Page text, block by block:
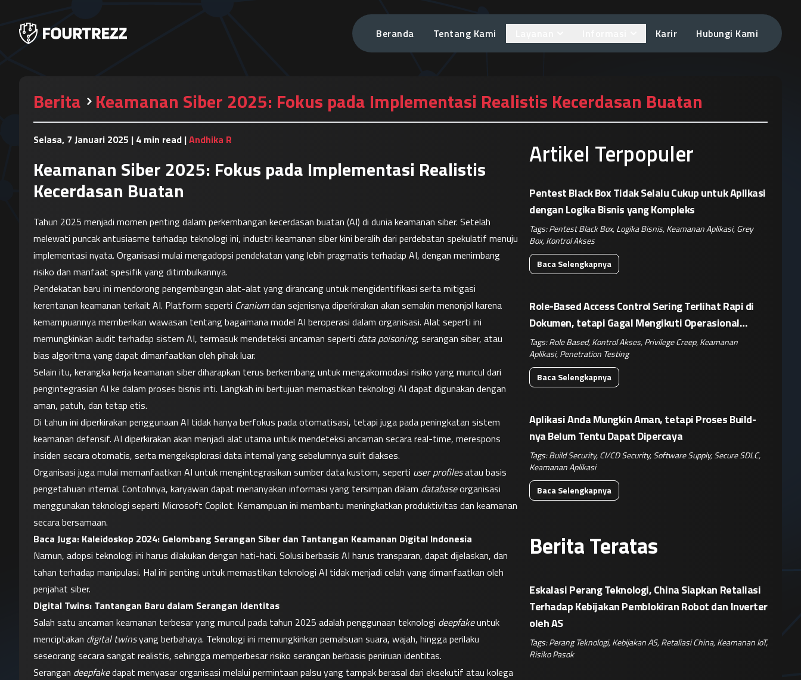
Beranda Tentang Kami Karir Hubungi Kami
Berita Keamanan Siber 2025: Fokus pada Implementasi Realistis Kecerdasan Buatan
Selasa, 7 Januari 2025 | 4 min read |Andhika R
Keamanan Siber 2025: Fokus pada Implementasi Realistis
Kecerdasan Buatan
Tahun 2025 menjadi momen penting dalam perkembangan kecerdasan buatan (AI) di dunia keamanan siber. Setelah
melewati puncak antusiasme terhadap teknologi ini, industri keamanan siber kini beralih dari perdebatan spekulatif menuju
implementasi nyata. Organisasi mulai mengadopsi pendekatan yang lebih pragmatis terhadap AI, dengan menimbang
risiko dan manfaat spesifik yang ditimbulkannya.
Pendekatan baru ini mendorong pengembangan alat-alat yang dirancang untuk mengidentifikasi serta mitigasi
kerentanan keamanan terkait AI. Platform seperti Cranium dan sejenisnya diperkirakan akan semakin menonjol karena
kemampuannya memberikan wawasan tentang bagaimana model AI beroperasi dalam organisasi. Alat seperti ini
memungkinkan audit terhadap sistem AI, termasuk mendeteksi ancaman seperti data poisoning, serangan siber, atau
bias algoritma yang dapat dimanfaatkan oleh pihak luar.
Selain itu, kerangka kerja keamanan siber diharapkan terus berkembang untuk mengakomodasi risiko yang muncul dari
pengintegrasian AI ke dalam proses bisnis inti. Langkah ini bertujuan memastikan teknologi AI dapat digunakan dengan
aman, patuh, dan tetap etis.
Di tahun ini diperkirakan penggunaan AI tidak hanya berfokus pada otomatisasi, tetapi juga pada peningkatan sistem
keamanan defensif. AI diperkirakan akan menjadi alat utama untuk mendeteksi ancaman secara real-time, merespons
insiden secara otomatis, serta mengeksplorasi data internal yang sebelumnya sulit diakses.
Organisasi juga mulai memanfaatkan AI untuk mengintegrasikan sumber data kustom, seperti user profiles atau basis
pengetahuan internal. Contohnya, karyawan dapat menanyakan informasi yang tersimpan dalam database organisasi
menggunakan teknologi seperti Microsoft Copilot. Kemampuan ini membantu meningkatkan produktivitas dan keamanan
secara bersamaan.
Baca Juga: Kaleidoskop 2024: Gelombang Serangan Siber dan Tantangan Keamanan Digital Indonesia
Namun, adopsi teknologi ini harus dilakukan dengan hati-hati. Solusi berbasis AI harus transparan, dapat dijelaskan, dan
tahan terhadap manipulasi. Hal ini penting untuk memastikan teknologi AI tidak menjadi celah yang dimanfaatkan oleh
penjahat siber.
Digital Twins: Tantangan Baru dalam Serangan Identitas
Salah satu ancaman keamanan terbesar yang muncul pada tahun 2025 adalah penggunaan teknologi deepfake untuk
menciptakan digital twins yang berbahaya. Teknologi ini memungkinkan pemalsuan suara, wajah, hingga perilaku
seseorang secara sangat realistis, sehingga memperbesar risiko serangan berbasis peniruan identitas.
Serangan deepfake dapat menyasar organisasi melalui permintaan palsu yang tampak berasal dari eksekutif atau kolega
Artikel Terpopuler
Pentest Black Box Tidak Selalu Cukup untuk Aplikasi
dengan Logika Bisnis yang Kompleks
Tags:Pentest Black Box,Logika Bisnis,Keamanan Aplikasi,Grey
Box,Kontrol Akses
Baca Selengkapnya
Role-Based Access Control Sering Terlihat Rapi di
Dokumen, tetapi Gagal Mengikuti Operasional
Nyata
Tags:Role Based,Kontrol Akses,Privilege Creep,Keamanan
Aplikasi,Penetration Testing
Baca Selengkapnya
Aplikasi Anda Mungkin Aman, tetapi Proses Build-
nya Belum Tentu Dapat Dipercaya
Tags:Build Security,CI/CD Security,Software Supply,Secure SDLC,
Keamanan Aplikasi
Baca Selengkapnya
Berita Teratas
Eskalasi Perang Teknologi, China Siapkan Retaliasi
Terhadap Kebijakan Pemblokiran Robot dan Inverter
oleh AS
Tags:Perang Teknologi,Kebijakan AS,Retaliasi China,Keamanan IoT,
Risiko Pasok